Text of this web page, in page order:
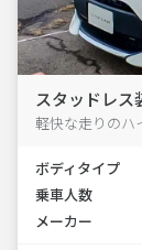
スタッドレ
軽快な走りのハ
ボディタイプ
乗車人数
メーカー